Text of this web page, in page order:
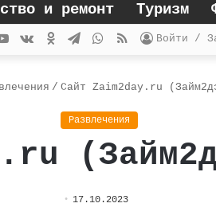
и ремонт Туризм
Войти /
RSS
WhatsApp
Telegram
Одноклассники
vk.com
YouTube
/ Сайт Zaim2day.ru
Развлечения
17.10.2023